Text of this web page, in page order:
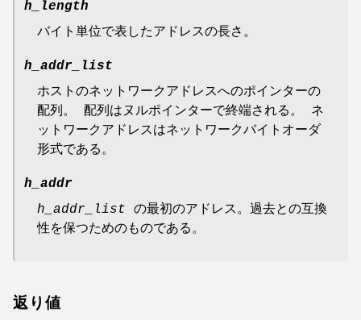
h_length
バイト単位で表したアドレスの長さ。
h_addr_list
ホストのネットワークアドレスへのポインターの
配列。 配列はヌルポインターで終端される。 ネ
ットワークアドレスはネットワークバイトオーダ
形式である。
h_addr
h_addr_list の最初のアドレス。過去との互換
性を保つためのものである。
返り値